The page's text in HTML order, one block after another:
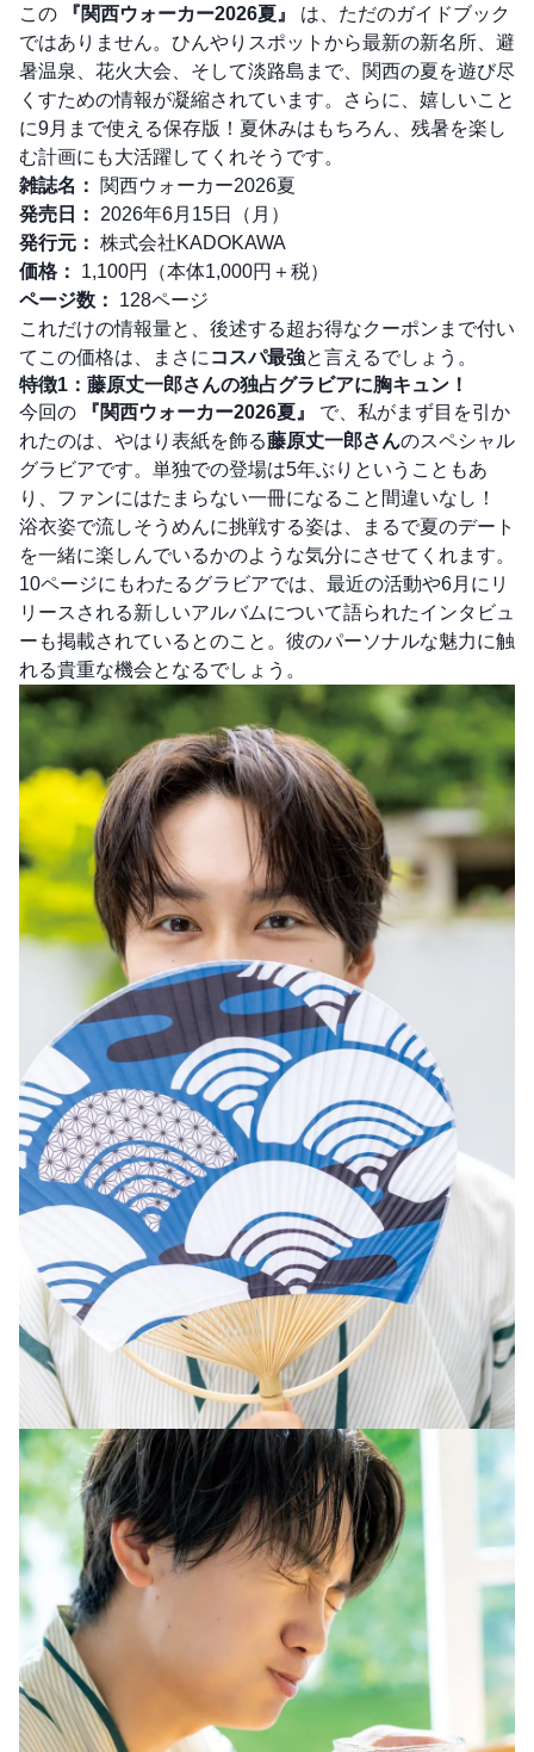
この
『関西ウォーカー2026夏』
は、ただのガイドブック
ではありません。ひんやりスポットから最新の新名所、避
暑温泉、花火大会、そして淡路島まで、関西の夏を遊び尽
くすための情報が凝縮されています。さらに、嬉しいこと
に9月まで使える保存版！夏休みはもちろん、残暑を楽し
む計画にも大活躍してくれそうです。
雑誌名：
関西ウォーカー2026夏
発売日：
2026年6月15日（月）
発行元： 株式会社KADOKAWA
価格：
1,100円（本体1,000円＋税）
ページ数：
128ページ
これだけの情報量と、後述する超お得なクーポンまで付い
てこの価格は、まさに コスパ最強と言えるでしょう。
特徴1：藤原丈一郎さんの独占グラビアに胸キュン！
今回の
『関西ウォーカー2026夏』
で、私がまず目を引か
れたのは、やはり表紙を飾る藤原丈一郎さんのスペシャル
グラビアです。単独での登場は5年ぶりということもあ
り、ファンにはたまらない一冊になること間違いなし！
浴衣姿で流しそうめんに挑戦する姿は、まるで夏のデート
を一緒に楽しんでいるかのような気分にさせてくれます。
10ページにもわたるグラビアでは、最近の活動や6月にリ
リースされる新しいアルバムについて語られたインタビュ
ーも掲載されているとのこと。彼のパーソナルな魅力に触
れる貴重な機会となるでしょう。